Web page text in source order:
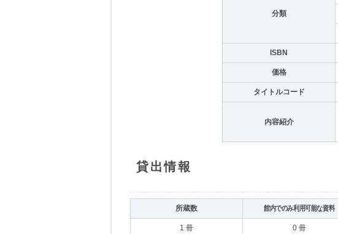
分類
ISBN
価格
タイトルコード
内容紹介
貸出情報
所蔵数 館内でのみ利用可能な資料
1 冊 0 冊